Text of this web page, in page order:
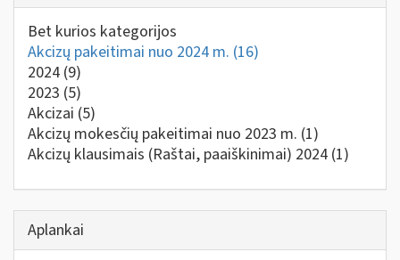
Bet kurios kategorijos
Akcizų pakeitimai nuo 2024 m. (16)
2024 (9)
2023 (5)
Akcizai (5)
Akcizų mokesčių pakeitimai nuo 2023 m. (1)
Akcizų klausimais (Raštai, paaiškinimai) 2024 (1)
Aplankai